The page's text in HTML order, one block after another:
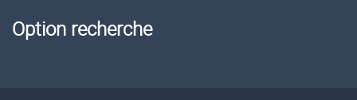
Option recherche